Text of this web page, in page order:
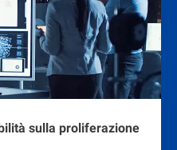
sulla proliferazione